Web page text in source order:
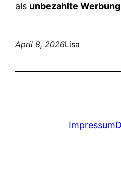
als unbezahlte
April 8, 2026Lisa
Impressum